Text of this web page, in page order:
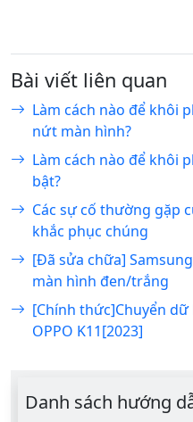
Danh sách hướng
Bài viết liên quan
Làm cách nào để khôi
nứt màn hình?
Làm cách nào để khôi
bật?
Các sự cố thường gặp
khắc phục chúng
[Đã sửa chữa]
màn hình đen/trắng
[Chính thức]Chuyển
OPPO K11[2023]